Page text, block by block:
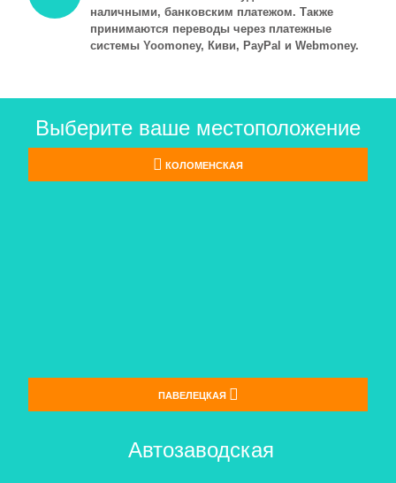
наличными, банковским платежом. Также
принимаются переводы через платежные
системы Yoomoney, Киви, PayPal и Webmoney.
Выберите ваше местоположение
КОЛОМЕНСКАЯ
ПАВЕЛЕЦКАЯ
Автозаводская